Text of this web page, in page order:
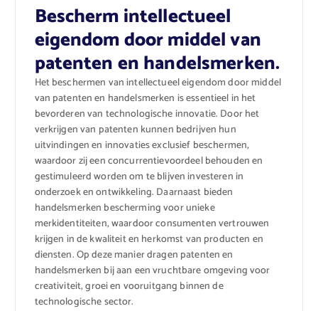
Bescherm intellectueel
eigendom door middel van
patenten en handelsmerken.
Het beschermen van intellectueel eigendom door middel
van patenten en handelsmerken is essentieel in het
bevorderen van technologische innovatie. Door het
verkrijgen van patenten kunnen bedrijven hun
uitvindingen en innovaties exclusief beschermen,
waardoor zij een concurrentievoordeel behouden en
gestimuleerd worden om te blijven investeren in
onderzoek en ontwikkeling. Daarnaast bieden
handelsmerken bescherming voor unieke
merkidentiteiten, waardoor consumenten vertrouwen
krijgen in de kwaliteit en herkomst van producten en
diensten. Op deze manier dragen patenten en
handelsmerken bij aan een vruchtbare omgeving voor
creativiteit, groei en vooruitgang binnen de
technologische sector.